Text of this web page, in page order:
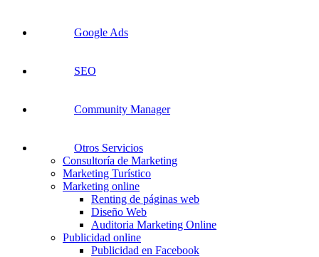
Google Ads
SEO
Community Manager
Otros Servicios
Consultoría de Marketing
Marketing Turístico
Marketing online
Renting de páginas web
Diseño Web
Auditoria Marketing Online
Publicidad online
Publicidad en Facebook